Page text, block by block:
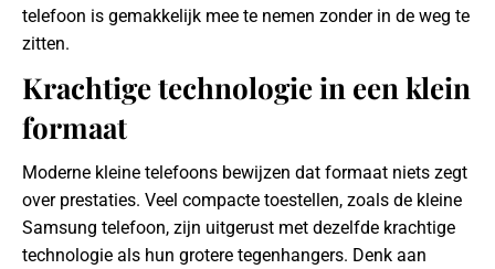
telefoon is gemakkelijk mee te nemen zonder in de weg te
zitten.
Krachtige technologie in een klein
formaat
Moderne kleine telefoons bewijzen dat formaat niets zegt
over prestaties. Veel compacte toestellen, zoals de kleine
Samsung telefoon, zijn uitgerust met dezelfde krachtige
technologie als hun grotere tegenhangers. Denk aan